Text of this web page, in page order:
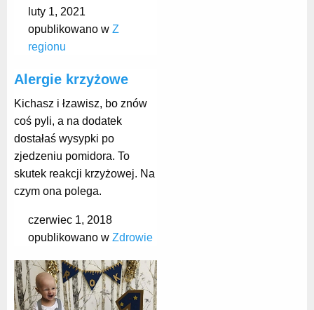
luty 1, 2021
opublikowano w Z
regionu
Alergie krzyżowe
Kichasz i łzawisz, bo znów
coś pyli, a na dodatek
dostałaś wysypki po
zjedzeniu pomidora. To
skutek reakcji krzyżowej. Na
czym ona polega.
czerwiec 1, 2018
opublikowano w Zdrowie